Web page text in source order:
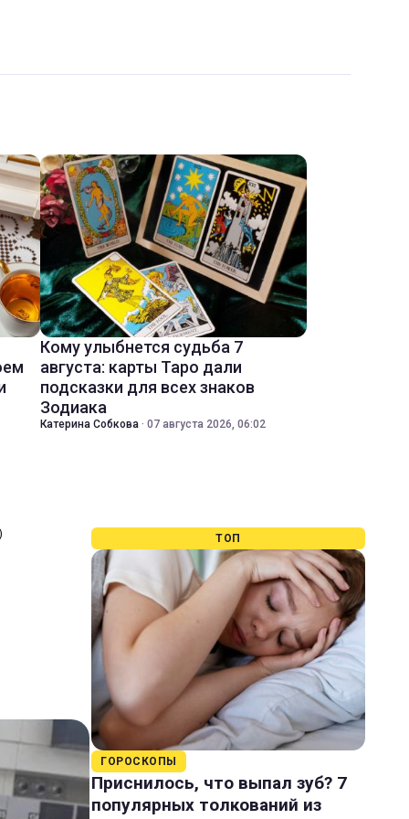
Кому улыбнется судьба 7
августа: карты Таро дали
подсказки для всех знаков
Зодиака
Катерина Собкова · 07 августа 2026, 06:02
ТОП
ГОРОСКОПЫ
Приснилось, что выпал зуб? 7
популярных толкований из